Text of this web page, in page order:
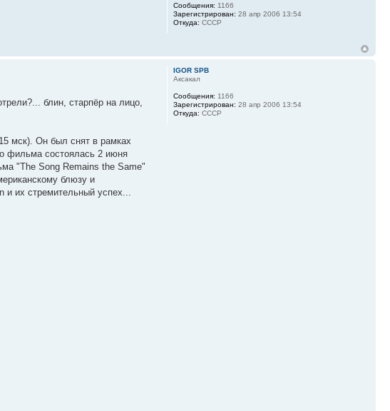
Сообщения: 1166
Зарегистрирован: 28 апр 2006 13:54
Откуда: СССР
блин, старпёр на лицо,
мск). Он был снят в рамках
фильма состоялась 2 июня
"The Song Remains the Same"
блюзу и
и их стремительный успех...
IGOR SPB
Аксакал
Сообщения: 1166
Зарегистрирован: 28 апр 2006 13:54
Откуда: СССР